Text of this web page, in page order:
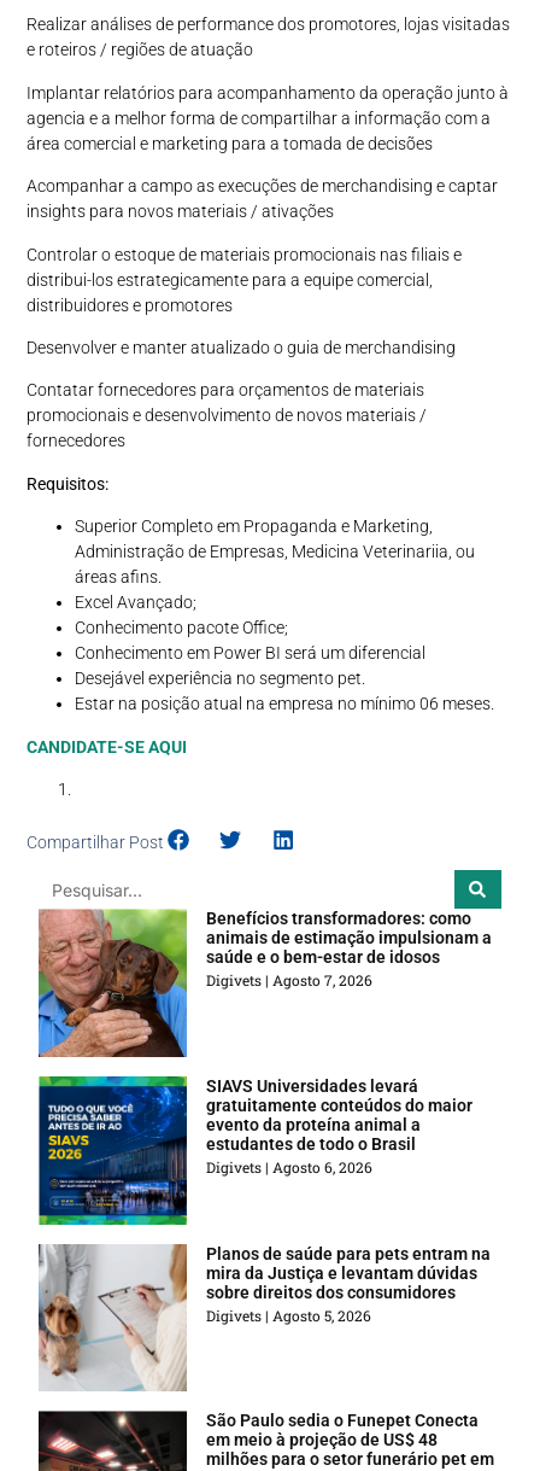
Realizar análises de performance dos promotores, lojas visitadas
e roteiros / regiões de atuação
Implantar relatórios para acompanhamento da operação junto à
agencia e a melhor forma de compartilhar a informação com a
área comercial e marketing para a tomada de decisões
Acompanhar a campo as execuções de merchandising e captar
insights para novos materiais / ativações
Controlar o estoque de materiais promocionais nas filiais e
distribui-los estrategicamente para a equipe comercial,
distribuidores e promotores
Desenvolver e manter atualizado o guia de merchandising
Contatar fornecedores para orçamentos de materiais
promocionais e desenvolvimento de novos materiais /
fornecedores
Requisitos:
Superior Completo em Propaganda e Marketing,
Administração de Empresas, Medicina Veterinariia, ou
áreas afins.
Excel Avançado;
Conhecimento pacote Office;
Conhecimento em Power BI será um diferencial
Desejável experiência no segmento pet.
Estar na posição atual na empresa no mínimo 06 meses.
CANDIDATE-SE AQUI
Compartilhar Post
Benefícios transformadores: como
animais de estimação impulsionam a
saúde e o bem-estar de idosos
Digivets Agosto 7, 2026
SIAVS Universidades levará
gratuitamente conteúdos do maior
evento da proteína animal a
estudantes de todo o Brasil
Digivets Agosto 6, 2026
Planos de saúde para pets entram na
mira da Justiça e levantam dúvidas
sobre direitos dos consumidores
Digivets Agosto 5, 2026
São Paulo sedia o Funepet Conecta
em meio à projeção de US$ 48
milhões para o setor funerário pet em